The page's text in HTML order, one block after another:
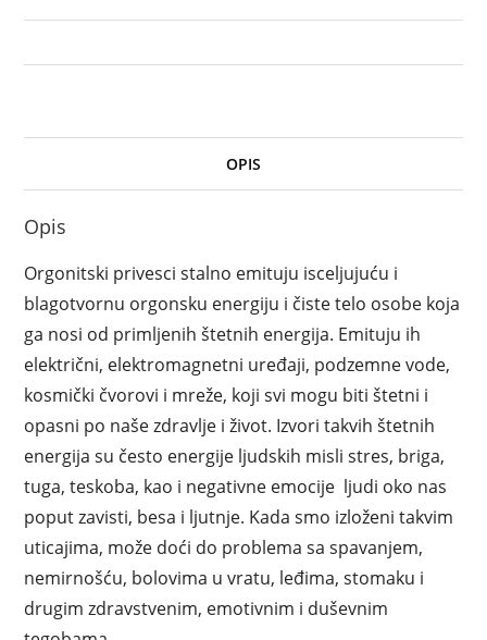
OPIS
Opis
Orgonitski privesci stalno emituju isceljujuću i
blagotvornu orgonsku energiju i čiste telo osobe koja
ga nosi od primljenih štetnih energija. Emituju ih
električni, elektromagnetni uređaji, podzemne vode,
kosmički čvorovi i mreže, koji svi mogu biti štetni i
opasni po naše zdravlje i život. Izvori takvih štetnih
energija su često energije ljudskih misli stres, briga,
tuga, teskoba, kao i negativne emocije ljudi oko nas
poput zavisti, besa i ljutnje. Kada smo izloženi takvim
uticajima, može doći do problema sa spavanjem,
nemirnošću, bolovima u vratu, leđima, stomaku i
drugim zdravstvenim, emotivnim i duševnim